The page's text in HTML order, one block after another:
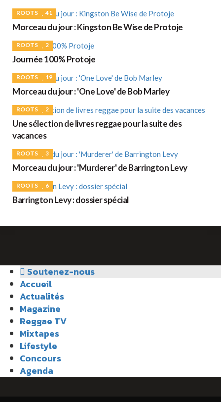
ROOTS 41
Morceau du jour : Kingston Be Wise de Protoje
ROOTS 2
Journée 100% Protoje
ROOTS 19
Morceau du jour : 'One Love' de Bob Marley
ROOTS 2
Une sélection de livres reggae pour la suite des
vacances
ROOTS 3
Morceau du jour : 'Murderer' de Barrington Levy
ROOTS 6
Barrington Levy : dossier spécial
Soutenez-nous
Accueil
Actualités
Magazine
Reggae TV
Mixtapes
Lifestyle
Concours
Agenda